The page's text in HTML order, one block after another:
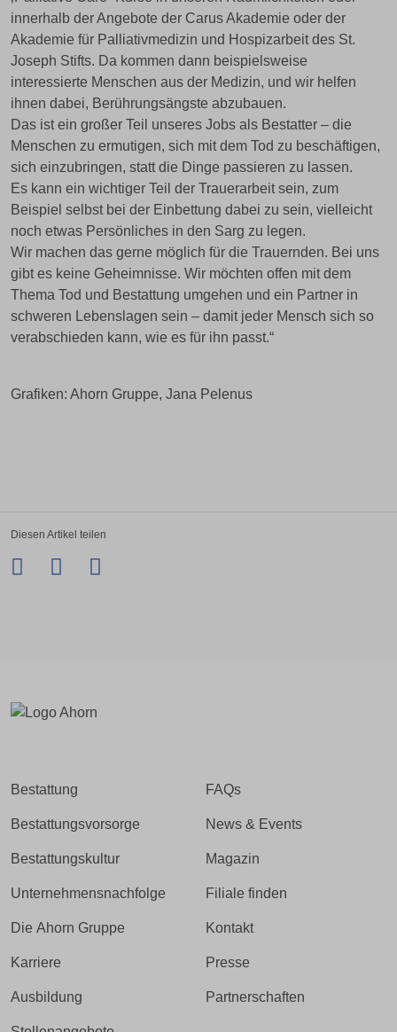
innerhalb der Angebote der Carus Akademie oder der
Akademie für Palliativmedizin und Hospizarbeit des St.
Joseph Stifts. Da kommen dann beispielsweise
interessierte Menschen aus der Medizin, und wir helfen
ihnen dabei, Berührungsängste abzubauen.
Das ist ein großer Teil unseres Jobs als Bestatter – die
Menschen zu ermutigen, sich mit dem Tod zu beschäftigen,
sich einzubringen, statt die Dinge passieren zu lassen.
Es kann ein wichtiger Teil der Trauerarbeit sein, zum
Beispiel selbst bei der Einbettung dabei zu sein, vielleicht
noch etwas Persönliches in den Sarg zu legen.
Wir machen das gerne möglich für die Trauernden. Bei uns
gibt es keine Geheimnisse. Wir möchten offen mit dem
Thema Tod und Bestattung umgehen und ein Partner in
schweren Lebenslagen sein – damit jeder Mensch sich so
verabschieden kann, wie es für ihn passt.“
Grafiken: Ahorn Gruppe, Jana Pelenus
Diesen Artikel teilen
Bestattung
Bestattungsvorsorge
Bestattungskultur
Unternehmensnachfolge
Die Ahorn Gruppe
Karriere
Ausbildung
FAQs
News & Events
Magazin
Filiale finden
Kontakt
Presse
Partnerschaften